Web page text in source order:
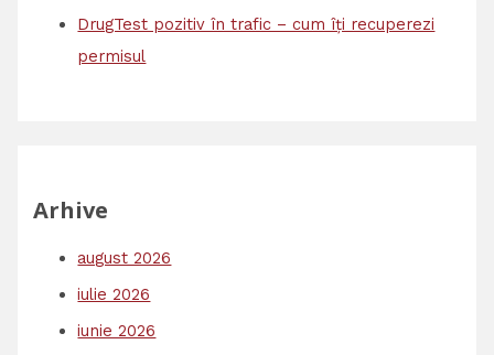
DrugTest pozitiv în trafic – cum îți recuperezi
permisul
Arhive
august 2026
iulie 2026
iunie 2026